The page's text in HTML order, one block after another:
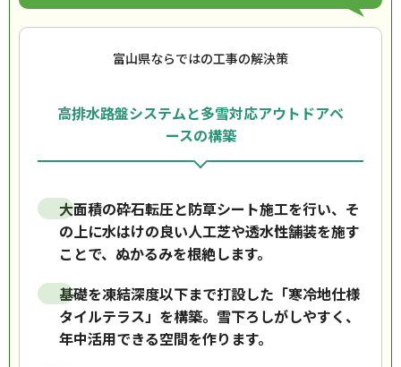
富山県ならではの工事の解決策
高排水路盤システムと多雪対応アウトドアベ
ースの構築
大面積の砕石転圧と防草シート施工を行い、そ
の上に水はけの良い人工芝や透水性舗装を施す
ことで、ぬかるみを根絶します。
基礎を凍結深度以下まで打設した「寒冷地仕様
タイルテラス」を構築。雪下ろしがしやすく、
年中活用できる空間を作ります。